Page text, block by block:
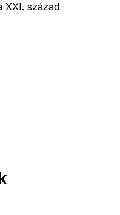
XXI. század